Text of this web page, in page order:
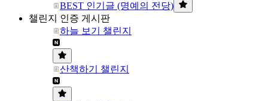
BEST 인기글 (명예의 전당)
챌린지 인증 게시판
하늘 보기 챌린지
산책하기 챌린지